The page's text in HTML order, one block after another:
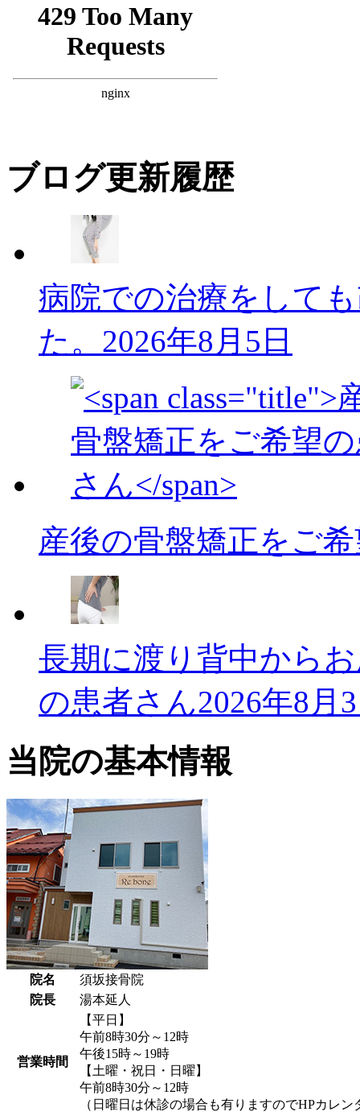
ブログ更新履歴
病院での治療をして
た。 2026年8月5日
産後の骨盤矯正をご
長期に渡り背中から
の患者さん2026年8月
当院の基本情報
院名
須坂接骨院
院長
湯本延人
営業時間
【平日】
午前8時30分～12時
午後15時～19時
【土曜・祝日・日曜】
午前8時30分～12時
（日曜日は休診の場合も有りますのでHPカレ